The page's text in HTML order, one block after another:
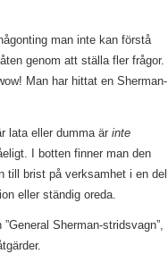
man inte kan förstå
genom att ställa fler frågor.
Man har hittat en Sherman-
lata eller dumma är inte
I botten finner man den
till brist på verksamhet i en del
eller ständig oreda.
”General Sherman-stridsvagn”,